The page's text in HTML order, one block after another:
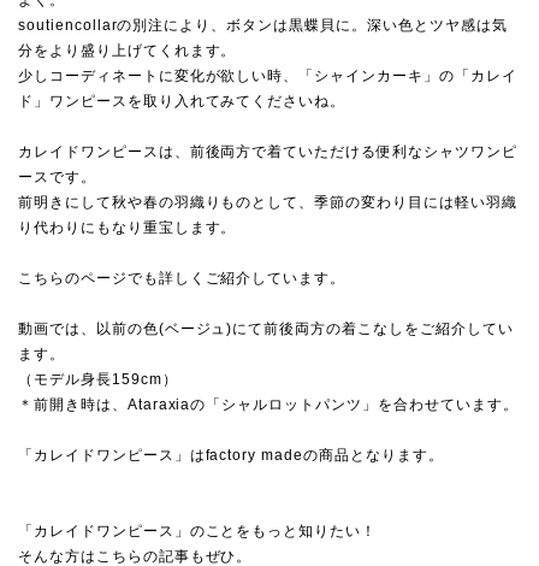
soutiencollarの別注により、ボタンは黒蝶貝に。深い色とツヤ感は気
分をより盛り上げてくれます。
少しコーディネートに変化が欲しい時、「シャインカーキ」の「カレイ
ド」ワンピースを取り入れてみてくださいね。
カレイドワンピースは、前後両方で着ていただける便利なシャツワンピ
ースです。
前明きにして秋や春の羽織りものとして、季節の変わり目には軽い羽織
り代わりにもなり重宝します。
こちらのページでも詳しくご紹介しています。
動画では、以前の色(ベージュ)にて前後両方の着こなしをご紹介してい
ます。
（モデル身長159cm）
＊前開き時は、Ataraxiaの 「シャルロットパンツ」 を合わせています。
「カレイドワンピース」はfactory madeの商品となります。
「カレイドワンピース」のことをもっと知りたい！
そんな方はこちらの記事もぜひ。